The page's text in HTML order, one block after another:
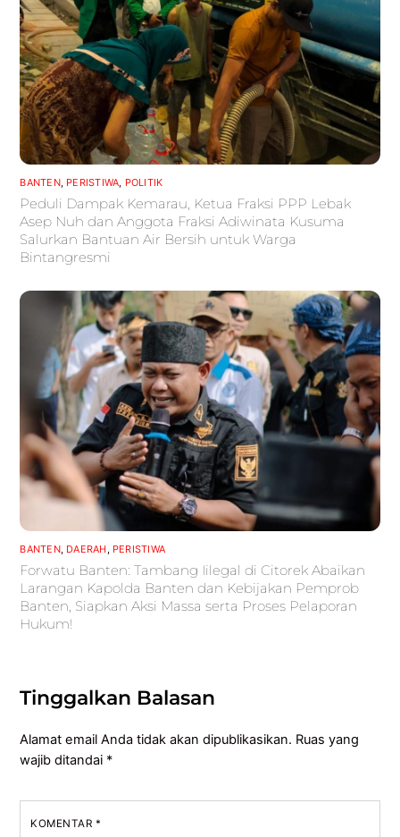
BANTEN, PERISTIWA POLITIK
Peduli Dampak Kemarau, Ketua Fraksi PPP Lebak
Asep Nuh dan Anggota Fraksi Adiwinata Kusuma
Salurkan Bantuan Air Bersih untuk Warga
Bintangresmi
BANTEN, DAERAH PERISTIWA
Forwatu Banten: Tambang Iilegal di Citorek Abaikan
Larangan Kapolda Banten dan Kebijakan Pemprob
Banten, Siapkan Aksi Massa serta Proses Pelaporan
Hukum!
Tinggalkan Balasan
Alamat email Anda tidak akan dipublikasikan. Ruas yang
wajib ditandai *
KOMENTAR *